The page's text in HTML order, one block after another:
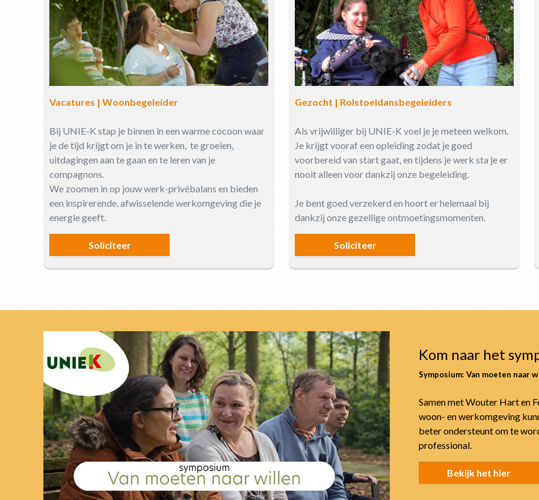
Vacatures | Woonbegeleider
Bij UNIE-K stap je binnen in een warme cocoon waar
je de tijd krijgt om je in te werken, te groeien,
uitdagingen aan te gaan en te leren van je
compagnons.
We zoomen in op jouw werk-privébalans en bieden
een inspirerende, afwisselende werkomgeving die je
energie geeft.
Soliciteer
Gezocht | Rolstoeldansbegeleiders
Als vrijwilliger bij UNIE-K voel je je meteen welkom.
Je krijgt vooraf een opleiding zodat je goed
voorbereid van start gaat, en tijdens je werk sta je er
nooit alleen voor dankzij onze begeleiding.
Je bent goed verzekerd en hoort er helemaal bij
dankzij onze gezellige ontmoetingsmomenten.
Soliciteer
Kom naar het
Symposium: Van moeten naar
Samen met Wouter Hart en
woon- en werkomgeving
beter ondersteunt om te
professional.
Bekijk het hier